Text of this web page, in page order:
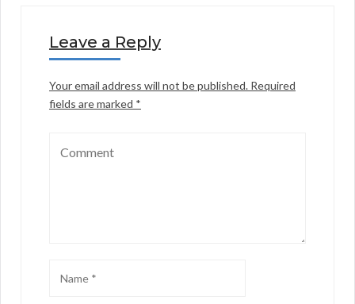
Leave a Reply
Your email address will not be published. Required
fields are marked *